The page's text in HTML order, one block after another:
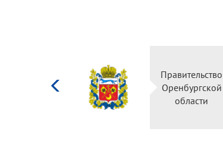
Российской
Правительство
Оренбургской
области